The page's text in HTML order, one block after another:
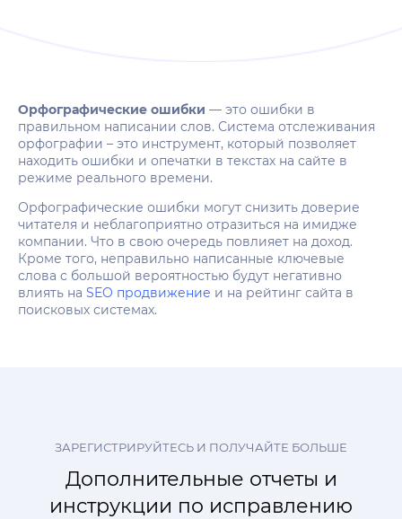
Орфографические ошибки — это ошибки в
правильном написании слов. Система отслеживания
орфографии – это инструмент, который позволяет
находить ошибки и опечатки в текстах на сайте в
режиме реального времени.
Орфографические ошибки могут снизить доверие
читателя и неблагоприятно отразиться на имидже
компании. Что в свою очередь повлияет на доход.
Кроме того, неправильно написанные ключевые
слова с большой вероятностью будут негативно
влиять на SEO продвижение и на рейтинг сайта в
поисковых системах.
ЗАРЕГИСТРИРУЙТЕСЬ И ПОЛУЧАЙТЕ БОЛЬШЕ
Дополнительные отчеты и
инструкции по исправлению